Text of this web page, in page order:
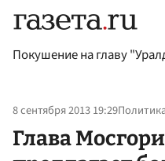
Покушение на главу
8 сентября 2013 19:29
Глава